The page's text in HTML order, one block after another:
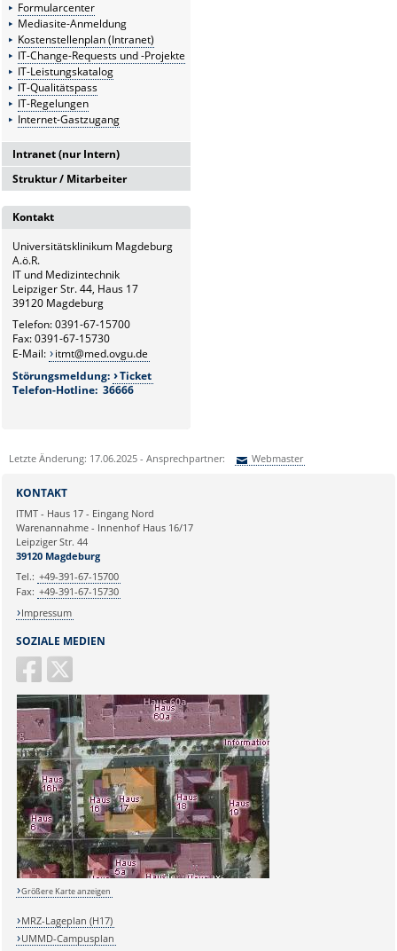
Formularcenter
Mediasite-Anmeldung
Kostenstellenplan (Intranet)
IT-Change-Requests und -Projekte
IT-Leistungskatalog
IT-Qualitätspass
IT-Regelungen
Internet-Gastzugang
Intranet (nur Intern)
Intranetserver
Struktur / Mitarbeiter
G6
G6.1
Medizintechnik
G6.2
Hardware- und Service-
Management
Netzwerk und Kommunikation
Klinische und
Applikationen
Kontakt
Universitätsklinikum Magdeburg
A.ö.R.
IT und Medizintechnik
Leipziger Str. 44, Haus 17
39120 Magdeburg
Telefon: 0391-67-15700
Fax: 0391-67-15730
E-Mail:
itmt@med.ovgu.de
Störungsmeldung:
Ticket
Telefon-Hotline: 36666
Letzte Änderung: 17.06.2025 - Ansprechpartner: Webmaster
Ihre E-Mailadresse:
Ihr Anliegen:
Sicherheitsabfrage:
SOZIALE MEDIEN
KONTAKT
ITMT - Haus 17 - Eingang Nord
Warenannahme - Innenhof Haus 16/17
Leipziger Str. 44
39120 Magdeburg
Tel.: +49-391-67-15700
Fax: +49-391-67-15730
Impressum
Größere Karte anzeigen
MRZ-Lageplan (H17)
UMMD-Campusplan